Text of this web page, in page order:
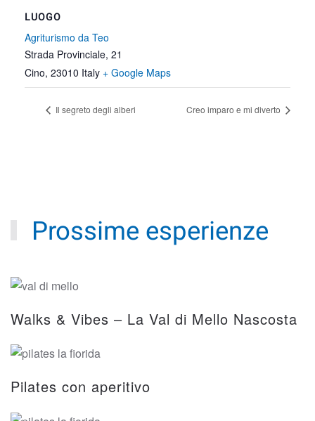
LUOGO
Agriturismo da Teo
Strada Provinciale, 21
Cino, 23010 Italy + Google Maps
Il segreto degli alberi Creo imparo e mi diverto
Prossime esperienze
Walks & Vibes – La Val di Mello Nascosta
Pilates con aperitivo